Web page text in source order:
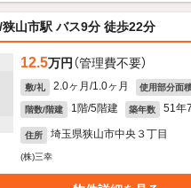
山市駅 バス9分 徒歩22分
12.5万円 （管理費不要）
敷/礼 2.0ヶ月/1.0ヶ月 使用部分面
階数/階建 1階/5階建 築年数 51年
住所 埼玉県狭山市中央３丁目
(株)三幸